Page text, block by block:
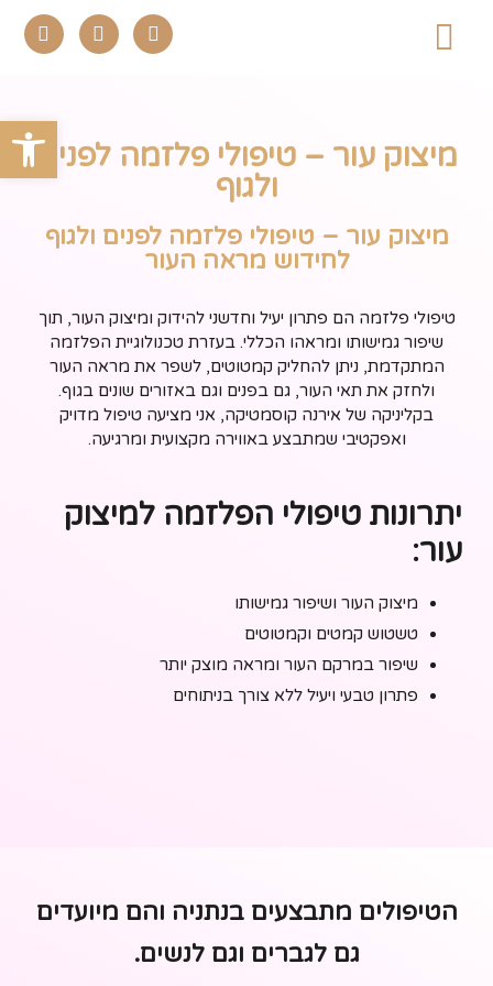
מיצוק עור – טיפולי פלזמה לפנים
ולגוף
מיצוק עור – טיפולי פלזמה לפנים ולגוף
לחידוש מראה העור
טיפולי פלזמה הם פתרון יעיל וחדשני להידוק ומיצוק העור, תוך
שיפור גמישותו ומראהו הכללי. בעזרת טכנולוגיית הפלזמה
המתקדמת, ניתן להחליק קמטוטים, לשפר את מראה העור
ולחזק את תאי העור, גם בפנים וגם באזורים שונים בגוף.
בקליניקה של אירנה קוסמטיקה, אני מציעה טיפול מדויק
ואפקטיבי שמתבצע באווירה מקצועית ומרגיעה.
יתרונות טיפולי הפלזמה למיצוק
עור:
מיצוק העור ושיפור גמישותו
טשטוש קמטים וקמטוטים
שיפור במרקם העור ומראה מוצק יותר
פתרון טבעי ויעיל ללא צורך בניתוחים
הטיפולים מתבצעים בנתניה והם מיועדים
גם לגברים וגם לנשים.